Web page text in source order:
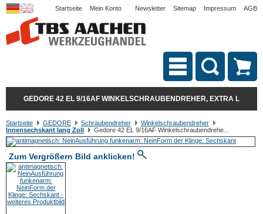
Startseite Mein Konto Newsletter Sitemap Impressum AGB
GEDORE 42 EL 9/16AF WINKELSCHRAUBENDREHER, EXTRA L
Startseite GEDORE Schraubendreher
Winkelschraubendreher
Innensechskant lang Zoll
Gedore 42 EL 9/16AF Winkelschraubendrehe...
Zum Vergrößern Bild anklicken!